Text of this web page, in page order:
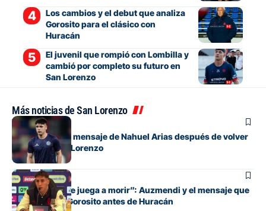
Los cambios y el debut que analiza
Gorosito para el clásico con
Huracán
El juvenil que rompió con Lombilla y
cambió por completo su futuro en
San Lorenzo
Más noticias de San Lorenzo
Fútbol
El conmovedor mensaje de Nahuel Arias después de volver
a jugar en San Lorenzo
Fútbol
“Cada pelota se juega a morir”: Auzmendi y el mensaje que
transmitió de Gorosito antes de Huracán